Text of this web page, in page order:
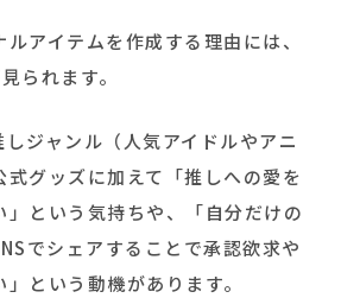
アイテムを作成する理由には、
られます。
ジャンル（人気アイドルやアニ
式グッズに加えて「推しへの愛を
」という気持ちや、「自分だけの
でシェアすることで承認欲求や
という動機があります。